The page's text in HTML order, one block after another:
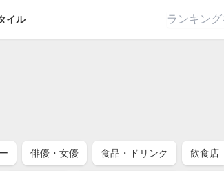
イル
俳優・女優 食品・ドリンク 飲食店